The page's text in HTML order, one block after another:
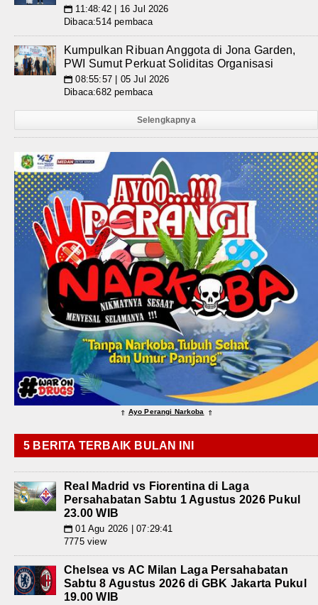
📅 11:48:42 | 16 Jul 2026
Dibaca:514 pembaca
Kumpulkan Ribuan Anggota di Jona Garden,
PWI Sumut Perkuat Soliditas Organisasi
📅 08:55:57 | 05 Jul 2026
Dibaca:682 pembaca
Selengkapnya
⇑ Ayo Perangi Narkoba ⇑
5 BERITA TERBAIK BULAN INI
Real Madrid vs Fiorentina di Laga
Persahabatan Sabtu 1 Agustus 2026 Pukul
23.00 WIB
📅 01 Agu 2026 | 07:29:41
7775 view
Chelsea vs AC Milan Laga Persahabatan
Sabtu 8 Agustus 2026 di GBK Jakarta Pukul
19.00 WIB